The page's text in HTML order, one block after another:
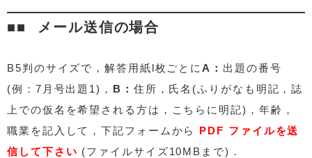
メール送信の場合
B5判のサイズで，解答用紙l枚ごとにA： 出題の番号
(例：7月号出題1)， B： 住所，氏名(ふりがなも明記，誌
上での仮名を希望される方は，こちらに明記)，年齢，
職業を記入して，下記フォームから PDF ファイルを送
信して下さい (ファイルサイズ10MBまで)．